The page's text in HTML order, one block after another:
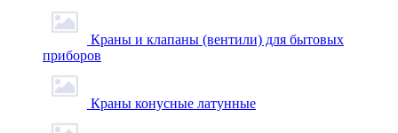
Краны и клапаны (вентили) для бытовых
приборов
Краны конусные латунные